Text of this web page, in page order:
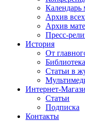
Календарь
Архив
Архив
Пресс-
История
От
Библиотека
Статьи в
Интернет-
Статьи
Подписка
Контакты